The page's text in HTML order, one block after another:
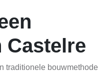
Castelre
traditionele bouwmethode